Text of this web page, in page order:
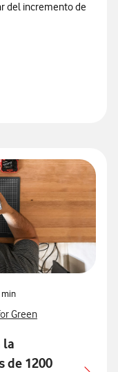
del incremento de
min
con relacionados con
notas de prensa
Green
la
de 1200